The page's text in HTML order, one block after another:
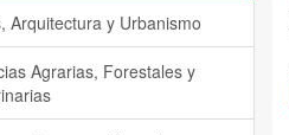
Arquitectura y Urbanismo
Agrarias, Forestales y